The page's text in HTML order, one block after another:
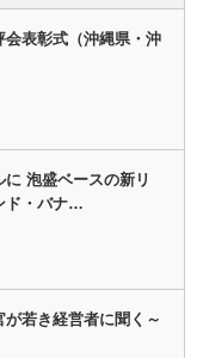
会表彰式（沖縄県・沖
泡盛ベースの新リ
ド・バナ…
若き経営者に聞く～